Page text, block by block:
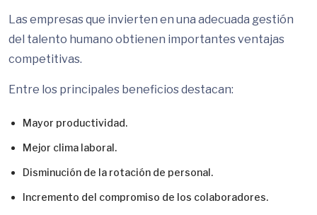
Las empresas que invierten en una adecuada gestión
del talento humano obtienen importantes ventajas
competitivas.
Entre los principales beneficios destacan:
Mayor productividad.
Mejor clima laboral.
Disminución de la rotación de personal.
Incremento del compromiso de los colaboradores.